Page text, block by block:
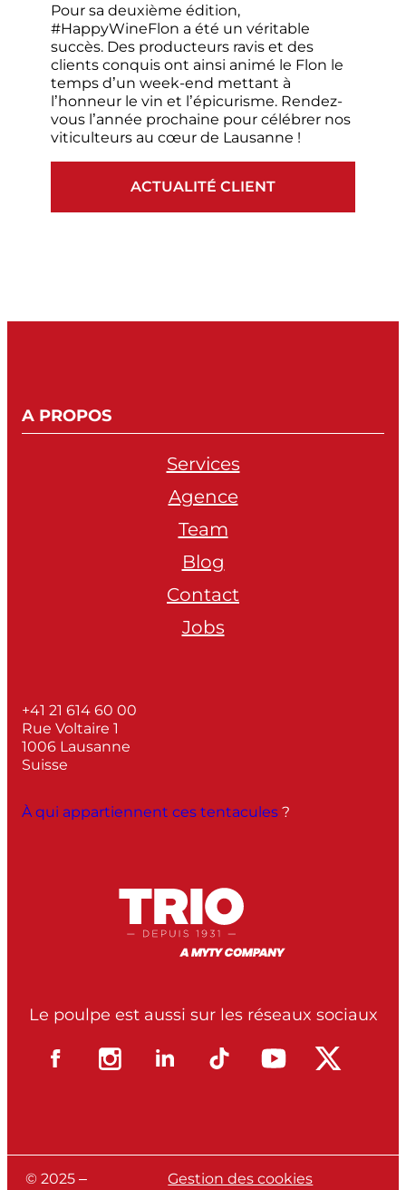
ACTUALITÉ CLIENT
Pour sa deuxième édition,
#HappyWineFlon a été un véritable
succès. Des producteurs ravis et des
clients conquis ont ainsi animé le Flon le
temps d’un week-end mettant à
l’honneur le vin et l’épicurisme. Rendez-
vous l’année prochaine pour célébrer nos
viticulteurs au cœur de Lausanne !
A PROPOS
Services
Agence
Team
Blog
Contact
Jobs
+41 21 614 60 00
Rue Voltaire 1
1006 Lausanne
Suisse
À qui appartiennent ces tentacules ?
Le poulpe est aussi sur les réseaux sociaux
© 2025 –
Gestion des cookies